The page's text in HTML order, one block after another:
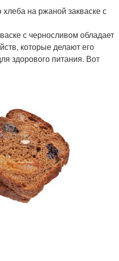
на ржаной закваске с
с черносливом обладает
которые делают его
здорового питания. Вот